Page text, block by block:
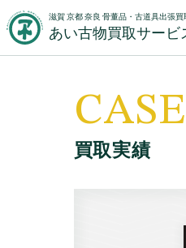
滋賀 京都 奈良 骨董品・古道具出張買
あい古物買取サービ
買取実績